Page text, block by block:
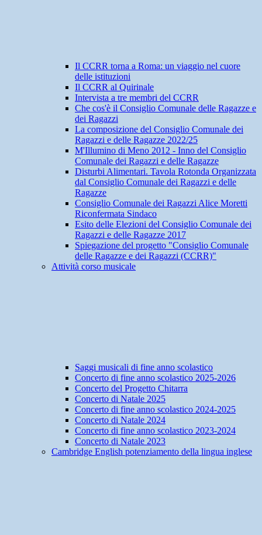
Il CCRR torna a Roma: un viaggio nel cuore
delle istituzioni
Il CCRR al Quirinale
Intervista a tre membri del CCRR
Che cos'è il Consiglio Comunale delle Ragazze e
dei Ragazzi
La composizione del Consiglio Comunale dei
Ragazzi e delle Ragazze 2022/25
M'Illumino di Meno 2012 - Inno del Consiglio
Comunale dei Ragazzi e delle Ragazze
Disturbi Alimentari. Tavola Rotonda Organizzata
dal Consiglio Comunale dei Ragazzi e delle
Ragazze
Consiglio Comunale dei Ragazzi Alice Moretti
Riconfermata Sindaco
Esito delle Elezioni del Consiglio Comunale dei
Ragazzi e delle Ragazze 2017
Spiegazione del progetto "Consiglio Comunale
delle Ragazze e dei Ragazzi (CCRR)"
Attività corso musicale
Saggi musicali di fine anno scolastico
Concerto di fine anno scolastico 2025-2026
Concerto del Progetto Chitarra
Concerto di Natale 2025
Concerto di fine anno scolastico 2024-2025
Concerto di Natale 2024
Concerto di fine anno scolastico 2023-2024
Concerto di Natale 2023
Cambridge English potenziamento della lingua inglese